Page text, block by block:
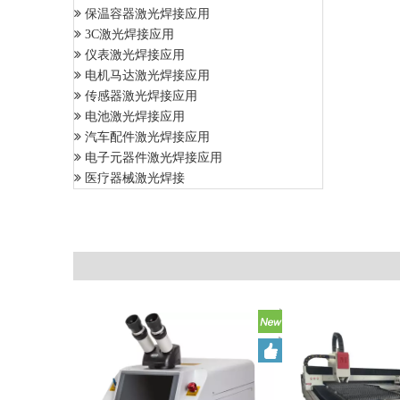
保温容器激光焊接应用
3C激光焊接应用
仪表激光焊接应用
电机马达激光焊接应用
传感器激光焊接应用
电池激光焊接应用
汽车配件激光焊接应用
电子元器件激光焊接应用
医疗器械激光焊接